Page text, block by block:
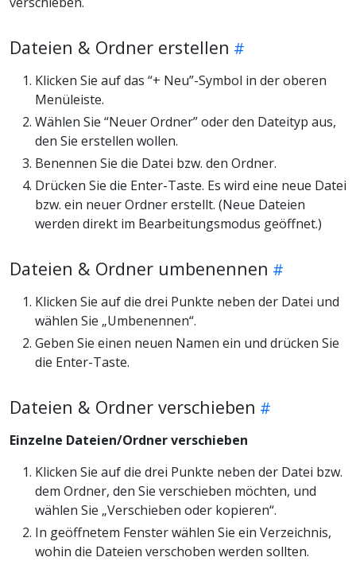
Dateien & Ordner erstellen
Klicken Sie auf das “+ Neu”-Symbol in der oberen
Menüleiste.
Wählen Sie “Neuer Ordner” oder den Dateityp aus,
den Sie erstellen wollen.
Benennen Sie die Datei bzw. den Ordner.
Drücken Sie die Enter-Taste. Es wird eine neue Datei
bzw. ein neuer Ordner erstellt. (Neue Dateien
werden direkt im Bearbeitungsmodus geöffnet.)
Dateien & Ordner umbenennen
Klicken Sie auf die drei Punkte neben der Datei und
wählen Sie „Umbenennen“.
Geben Sie einen neuen Namen ein und drücken Sie
die Enter-Taste.
Dateien & Ordner verschieben
Einzelne Dateien/Ordner verschieben
Klicken Sie auf die drei Punkte neben der Datei bzw.
dem Ordner, den Sie verschieben möchten, und
wählen Sie „Verschieben oder kopieren“.
In geöffnetem Fenster wählen Sie ein Verzeichnis,
wohin die Dateien verschoben werden sollten.